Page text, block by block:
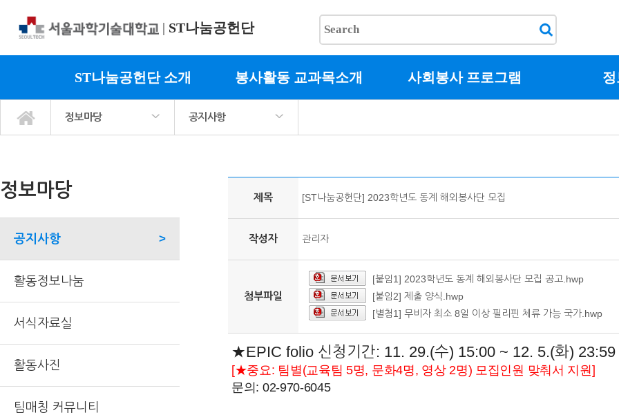
| ST나눔공헌단
ST나눔공헌단 소개 봉사활동 교과목소개 사회봉사 프로그램
정보마당
ST나눔공헌단 소개
봉사활동 교과목소개
사회봉사 프로그램
정보마당
마이페이지
공지사항
공지사항
활동정보나눔
서식자료실
활동사진
팀매칭 커뮤니티
관련기관링크
정보마당
공지사항 >
활동정보나눔
서식자료실
활동사진
팀매칭 커뮤니티
제목 [ST나눔공헌단] 2023학년도 동계 해외봉사단 모집
작성자 관리자
첨부파일
[붙임1] 2023학년도 동계 해외봉사단 모집 공고.hwp
[붙임2] 제출 양식.hwp
[별첨1] 무비자 최소 8일 이상 필리핀 체류 가능 국가.hwp
★EPIC folio 신청기간: 11. 29.(수) 15:00 ~ 12. 5.(화) 23:59
[★중요: 팀별(교육팀 5명, 문화4명, 영상 2명) 모집인원 맞춰서 지원]
문의: 02-970-6045